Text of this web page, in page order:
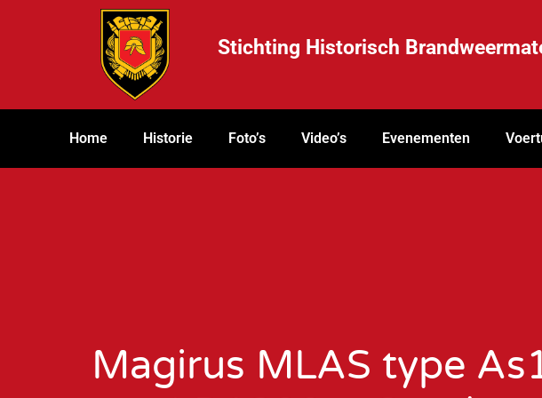
Stichting Historisch
Home Historie Foto’s Video’s Evenementen
Magirus MLAS type